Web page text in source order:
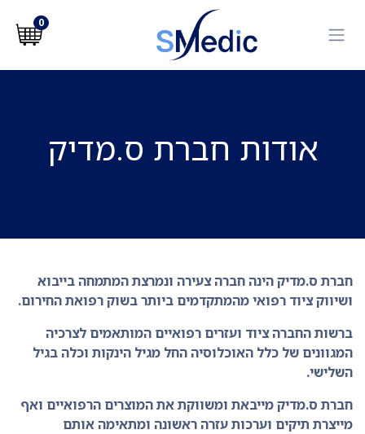
0
אודות חברת ס.מדיק
חברת ס.מדיק הינה חברה צעירה ונמרצת המתמחה בייבוא
ושיווק ציוד רפואי מהמתקדמים ביותר בשוק רפואת החירום.
ברשות החברה ציוד ועזרים רפואיים המותאמים לצרכיה
המגוונים של כלל האוכלוסיה החל מגיל הינקות וכלה בגיל
השלישי.
חברת ס.מדיק מייבאת ומשווקת את המוצרים הרפואיים ואף
מייצרת תיקים וערכות עזרה ראשונה ומתאימה אותם